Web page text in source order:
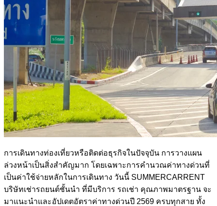
การเดินทางท่องเที่ยวหรือติดต่อธุรกิจในปัจจุบัน การวางแผน
ล่วงหน้าเป็นสิ่งสำคัญมาก โดยเฉพาะการคำนวณค่าทางด่วนที่
เป็นค่าใช้จ่ายหลักในการเดินทาง วันนี้ SUMMERCARRENT
บริษัทเช่ารถยนต์ชั้นนำ ที่มีบริการ รถเช่า คุณภาพมาตรฐาน จะ
มาแนะนำและอัปเดตอัตราค่าทางด่วนปี 2569 ครบทุกสาย ทั้ง